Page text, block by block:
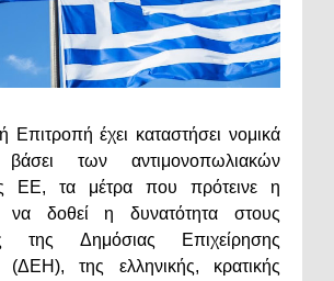
έχει καταστήσει νομικά
βάσει των αντιμονοπωλιακών
ΕΕ, τα μέτρα που πρότεινε η
να δοθεί η δυνατότητα στους
της Δημόσιας Επιχείρησης
(ΔΕΗ), της ελληνικής, κρατικής